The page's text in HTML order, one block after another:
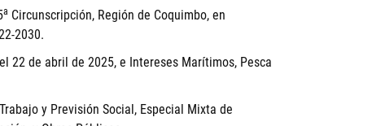
a Circunscripción, Región de Coquimbo, en
2030.
22 de abril de 2025, e Intereses Marítimos, Pesca
y Previsión Social, Especial Mixta de